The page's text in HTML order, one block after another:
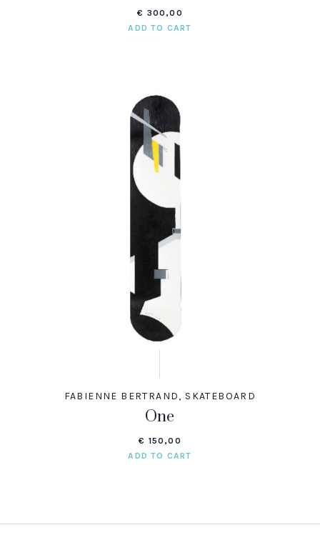
€ 300,00
ADD TO CART
FABIENNE BERTRAND, SKATEBOARD
One
€ 150,00
ADD TO CART